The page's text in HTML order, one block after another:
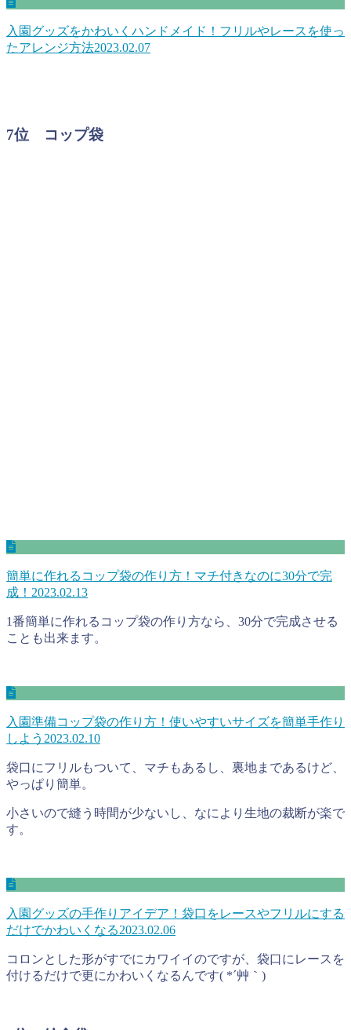
入園グッズをかわいくハンドメイド！フリルやレースを使っ
たアレンジ方法2023.02.07
7位 コップ袋
簡単に作れるコップ袋の作り方！マチ付きなのに30分で完
成！ 2023.02.13
1番簡単に作れるコップ袋の作り方なら、30分で完成させる
ことも出来ます。
入園準備コップ袋の作り方！使いやすいサイズを簡単手作り
しよう 2023.02.10
袋口にフリルもついて、マチもあるし、裏地まであるけど、
やっぱり簡単。
小さいので縫う時間が少ないし、なにより生地の裁断が楽で
す。
入園グッズの手作りアイデア！袋口をレースやフリルにする
だけでかわいくなる2023.02.06
コロンとした形がすでにカワイイのですが、袋口にレースを
付けるだけで更にかわいくなるんです( *´艸｀)